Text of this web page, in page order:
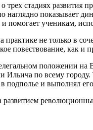
о трех стадиях
показывает
помогает ученикам,
не только в
повествование, как и
положении
Ильича по всему
подполье и выполнял